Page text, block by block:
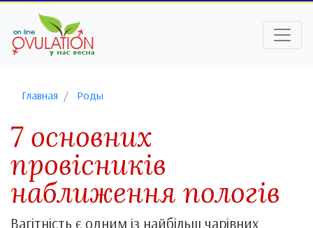
Главная Роды
7 основних
провісників
наближення пологів
Вагітність є одним із найбільш чарівних